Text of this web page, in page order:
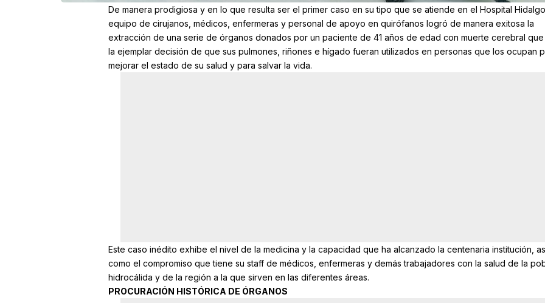
De manera prodigiosa y en lo que resulta ser el primer caso en su tipo que se atiende en el Hospital Hidalgo,
equipo de cirujanos, médicos, enfermeras y personal de apoyo en quirófanos logró de manera exitosa la
extracción de una serie de órganos donados por un paciente de 41 años de edad con muerte cerebral que
la ejemplar decisión de que sus pulmones, riñones e hígado fueran utilizados en personas que los ocupan
mejorar el estado de su salud y para salvar la vida.
Este caso inédito exhibe el nivel de la medicina y la capacidad que ha alcanzado la centenaria institución,
como el compromiso que tiene su staff de médicos, enfermeras y demás trabajadores con la salud de la
hidrocálida y de la región a la que sirven en las diferentes áreas.
PROCURACIÓN HISTÓRICA DE ÓRGANOS